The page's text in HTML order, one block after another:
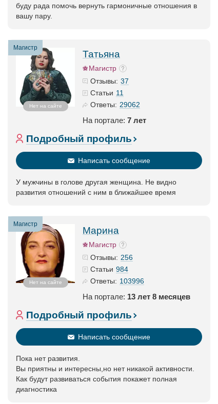
буду рада помочь вернуть гармоничные отношения в
вашу пару.
Магистр
Нет на сайте
Татьяна
Магистр
Отзывы: 37
Статьи 11
Ответы: 29062
На портале: 7 лет
Подробный профиль
Написать сообщение
У мужчины в голове другая женщина. Не видно
развития отношений с ним в ближайшее время
Магистр
Нет на сайте
Марина
Магистр
Отзывы: 256
Статьи 984
Ответы: 103996
На портале: 13 лет 8 месяцев
Подробный профиль
Написать сообщение
Пока нет развития.
Вы приятны и интересны,но нет никакой активности.
Как будут развиваться события покажет полная
диагностика